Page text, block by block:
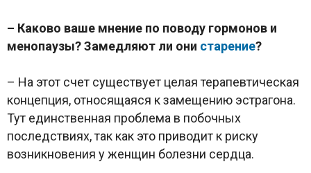
– Каково ваше мнение по поводу гормонов и
менопаузы? Замедляют ли они старение?
– На этот счет существует целая терапевтическая
концепция, относящаяся к замещению эстрагона.
Тут единственная проблема в побочных
последствиях, так как это приводит к риску
возникновения у женщин болезни сердца.